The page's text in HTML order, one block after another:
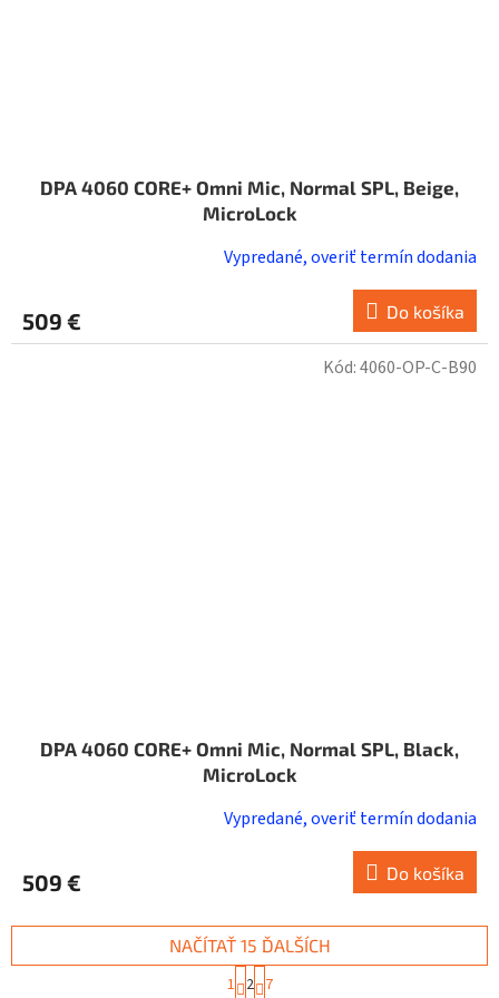
DPA 4060 CORE+ Omni Mic, Normal SPL, Beige,
MicroLock
Vypredané, overiť termín dodania
509 € Do košíka
DPA 4060 CORE+ Omni Mic, Normal SPL, Black,
MicroLock
Vypredané, overiť termín dodania
509 € Do košíka
Kód:4060-OP-C-B90
NAČÍTAŤ 15 ĎALŠÍCH
S
t
1 2 7